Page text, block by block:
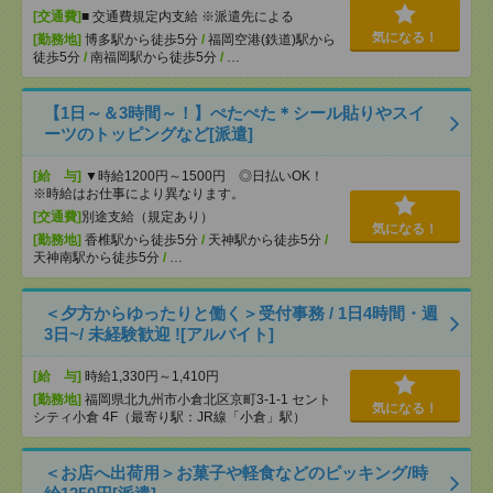
[交通費]■ 交通費規定内支給 ※派遣先による
[勤務地] 博多駅から徒歩5分 / 福岡空港(鉄道)駅から
徒歩5分 / 南福岡駅から徒歩5分 / …
気になる！
【1日～＆3時間～！】ぺたぺた＊シール貼りやスイ
ーツのトッピングなど[派遣]
[給 与] ▼時給1200円～1500円 ◎日払いOK！
※時給はお仕事により異なります。
[交通費] 別途支給（規定あり）
[勤務地] 香椎駅から徒歩5分 / 天神駅から徒歩5分 /
天神南駅から徒歩5分 / …
気になる！
＜夕方からゆったりと働く＞受付事務 / 1日4時間・週
3日~/ 未経験歓迎 ![アルバイト]
[給 与] 時給1,330円～1,410円
[勤務地] 福岡県北九州市小倉北区京町3-1-1 セント
シティ小倉 4F（最寄り駅：JR線「小倉」駅）
気になる！
＜お店へ出荷用＞お菓子や軽食などのピッキング/時